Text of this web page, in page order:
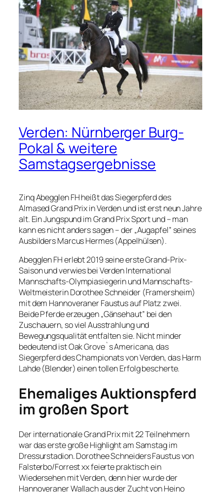
Verden: Nürnberger Burg-
Pokal & weitere
Samstagsergebnisse
Zinq Abegglen FH heißt das Siegerpferd des
Almased Grand Prix in Verden und ist erst neun Jahre
alt. Ein Jungspund im Grand Prix Sport und – man
kann es nicht anders sagen – der „Augapfel” seines
Ausbilders Marcus Hermes (Appelhülsen).
Abegglen FH erlebt 2019 seine erste Grand-Prix-
Saison und verwies bei Verden International
Mannschafts-Olympiasiegerin und Mannschafts-
Weltmeisterin Dorothee Schneider (Framersheim)
mit dem Hannoveraner Faustus auf Platz zwei.
Beide Pferde erzeugen „Gänsehaut” bei den
Zuschauern, so viel Ausstrahlung und
Bewegungsqualität entfalten sie. Nicht minder
bedeutend ist Oak Grove`s Americana, das
Siegerpferd des Championats von Verden, das Harm
Lahde (Blender) einen tollen Erfolg bescherte.
Ehemaliges Auktionspferd
im großen Sport
Der internationale Grand Prix mit 22 Teilnehmern
war das erste große Highlight am Samstag im
Dressurstadion. Dorothee Schneiders Faustus von
Falsterbo/Forrest xx feierte praktisch ein
Wiedersehen mit Verden, denn hier wurde der
Hannoveraner Wallach aus der Zucht von Heino